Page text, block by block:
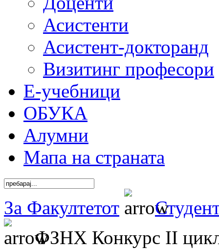
Асистенти
Асистент-докторанд
Визитинг професори
Е-учебници
ОБУКА
Алумни
Мапа на страната
За Факултетот
ФЗНХ Конкурс II